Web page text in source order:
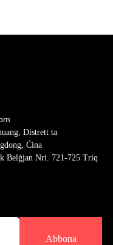
Distrett ta
Ċina
Belġjan Nri. 721-725 Triq
Abbona